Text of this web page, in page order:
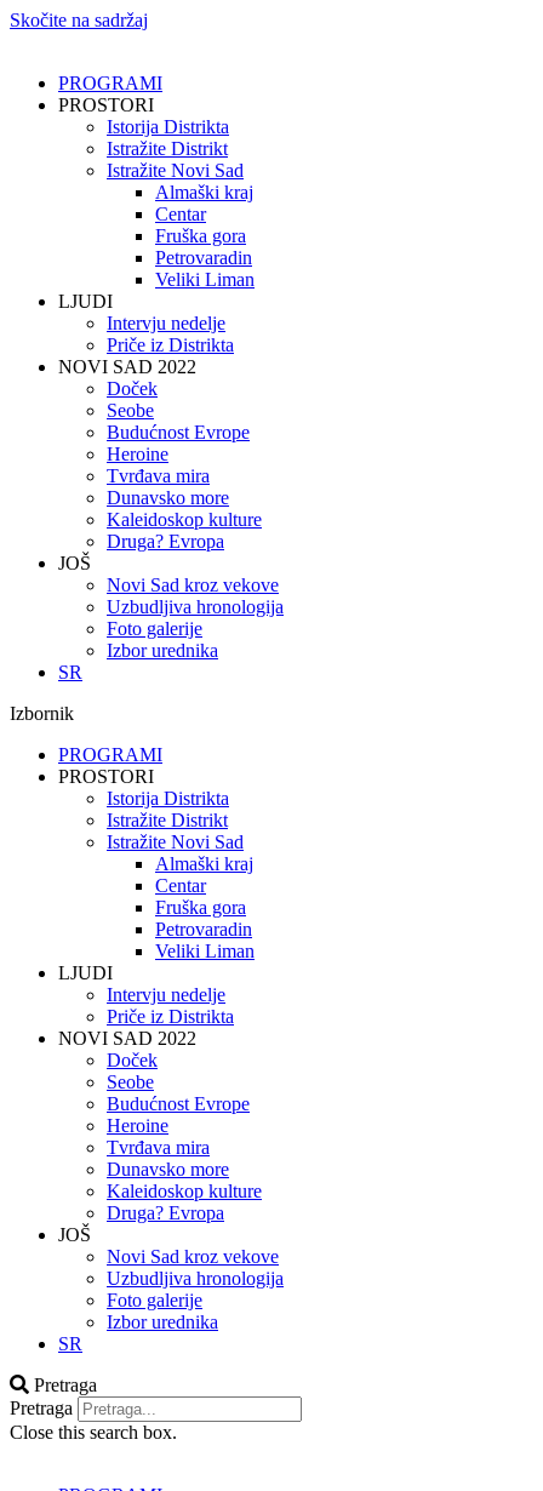
Skočite na sadržaj
PROGRAMI
PROSTORI
Istorija Distrikta
Istražite Distrikt
Istražite Novi Sad
Almaški kraj
Centar
Fruška gora
Petrovaradin
Veliki Liman
LJUDI
Intervju nedelje
Priče iz Distrikta
NOVI SAD 2022
Doček
Seobe
Budućnost Evrope
Heroine
Tvrđava mira
Dunavsko more
Kaleidoskop kulture
Druga? Evropa
JOŠ
Novi Sad kroz vekove
Uzbudljiva hronologija
Foto galerije
Izbor urednika
SR
Izbornik
PROGRAMI
PROSTORI
Istorija Distrikta
Istražite Distrikt
Istražite Novi Sad
Almaški kraj
Centar
Fruška gora
Petrovaradin
Veliki Liman
LJUDI
Intervju nedelje
Priče iz Distrikta
NOVI SAD 2022
Doček
Seobe
Budućnost Evrope
Heroine
Tvrđava mira
Dunavsko more
Kaleidoskop kulture
Druga? Evropa
JOŠ
Novi Sad kroz vekove
Uzbudljiva hronologija
Foto galerije
Izbor urednika
SR
Pretraga
Pretraga
Close this search box.